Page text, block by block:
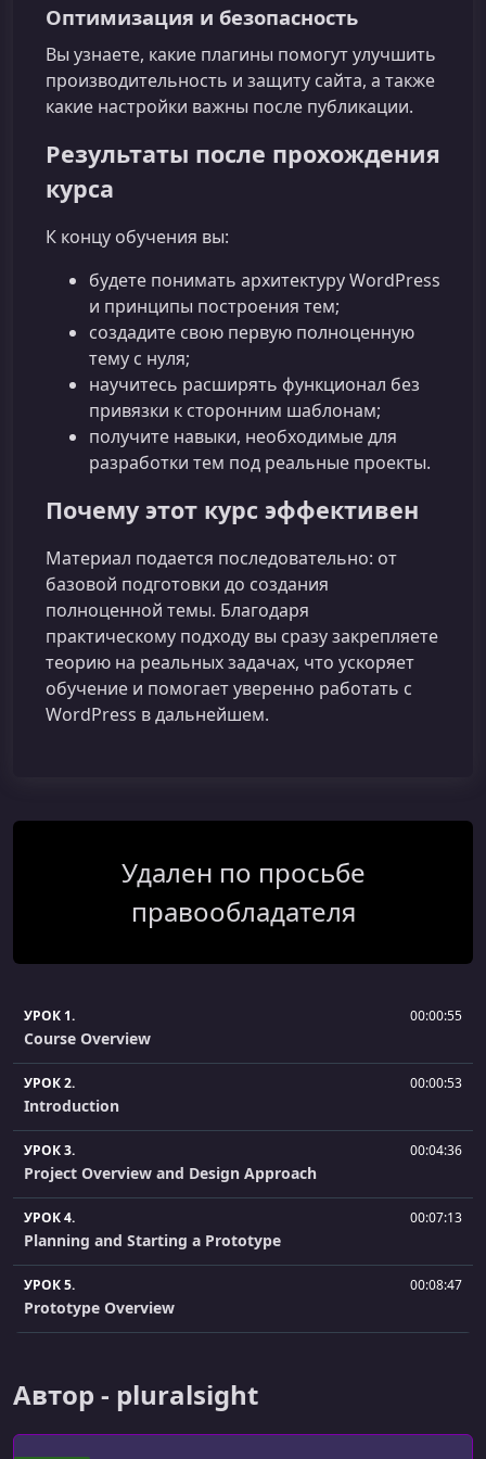
Оптимизация и безопасность
Вы узнаете, какие плагины помогут улучшить
производительность и защиту сайта, а также
какие настройки важны после публикации.
Результаты после прохождения
курса
К концу обучения вы:
будете понимать архитектуру WordPress
и принципы построения тем;
создадите свою первую полноценную
тему с нуля;
научитесь расширять функционал без
привязки к сторонним шаблонам;
получите навыки, необходимые для
разработки тем под реальные проекты.
Почему этот курс эффективен
Материал подается последовательно: от
базовой подготовки до создания
полноценной темы. Благодаря
практическому подходу вы сразу закрепляете
теорию на реальных задачах, что ускоряет
обучение и помогает уверенно работать с
WordPress в дальнейшем.
Удален по просьбе
правообладателя
УРОК 1. 00:00:55
Course Overview
УРОК 2. 00:00:53
Introduction
УРОК 3. 00:04:36
Project Overview and Design Approach
УРОК 4. 00:07:13
Planning and Starting a Prototype
УРОК 5. 00:08:47
Prototype Overview
Understanding Template Files
Автор - pluralsight